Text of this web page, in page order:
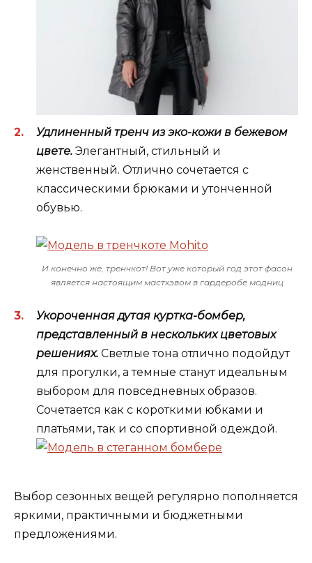
Удлиненный тренч из эко-кожи в бежевом
цвете. Элегантный, стильный и
женственный. Отлично сочетается с
классическими брюками и утонченной
обувью.
И конечно же, тренчкот! Вот уже который год этот фасон
является настоящим мастхэвом в гардеробе модниц
Укороченная дутая куртка-бомбер,
представленный в нескольких цветовых
решениях. Светлые тона отлично подойдут
для прогулки, а темные станут идеальным
выбором для повседневных образов.
Сочетается как с короткими юбками и
платьями, так и со спортивной одеждой.
Выбор сезонных вещей регулярно пополняется
яркими, практичными и бюджетными
предложениями.